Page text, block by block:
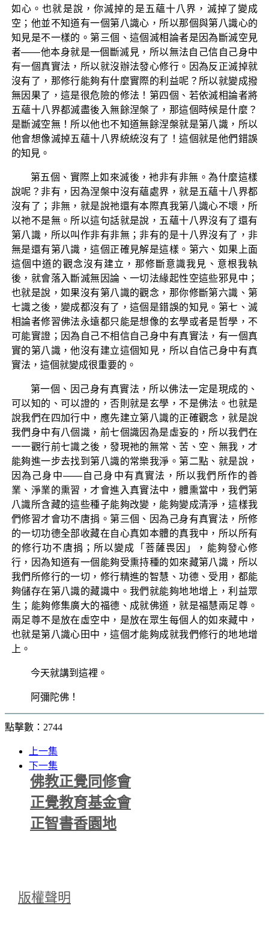
如心。也就是說，你滅掉的是五蘊十八界，滅掉了變成
空；他並不知道有一個第八識心，所以那個與第八識心的
知見是不一樣的。第三個、這個滅相論者是因為斷滅空見
者——他本身就是一個斷滅見，所以無法自己信自己身中
有一個真實法，所以就沒辦法發心修行。因為反正滅掉就
沒有了，那修行能夠有什麼實際的利益呢？所以就變成撥
無因果了，這是很危險的修法！第四個、若依滅相論者將
五蘊十八界都滅盡後入無餘涅槃了，那這個時候是什麼？
是斷滅空無！所以他也不知道無餘涅槃就是第八識，所以
他會想像滅掉五蘊十八界統統沒有了！這個就是他們錯誤
的知見。
第五個、實際上如來滅後，衪非有非無。為什麼這樣
說呢？非有，因為涅槃中沒有蘊處界，就是五蘊十八界都
沒有了；非無，就是說祂還有本際真我第八識心不壞，所
以祂不是無。所以這句話就是說，五蘊十八界沒有了還有
第八識，所以叫作非有非無；非有的是十八界沒有了，非
無是還有第八識，這個正確見解是這樣。第六、如果上面
這個中道的觀念沒有建立，那修斷意識我見、意根我執
後，就會落入斷滅無因論、一切法緣起性空這些邪見中；
也就是說，如果沒有第八識的觀念，那你修斷第六識、第
七識之後，變成都沒有了，這個是錯誤的知見。第七、滅
相論者修習佛法永遠都只能是想像的玄學或者是哲學，不
可能實證；因為自己不相信自己身中有真實法，有一個真
實的第八識，他沒有建立這個知見，所以自信己身中有真
實法，這個就變成很重要的。
第一個、因己身有真實法，所以佛法一定是現成的、
可以知的、可以證的，否則就是玄學，不是佛法。也就是
說我們在四加行中，應先建立第八識的正確觀念，就是說
我們身中有八個識，前七個識因為是虛妄的，所以我們在
一一觀行前七識之後，發現祂的無常、苦、空、無我，才
能夠進一步去找到第八識的常樂我淨。第二點、就是說，
因為己身中——自己身中有真實法，所以我們所作的善
業、淨業的熏習，才會進入真實法中，體熏當中，我們第
八識所含藏的這些種子能夠改變，能夠變成清淨，這樣我
們修習才會功不唐捐。第三個、因為己身有真實法，所修
的一切功德全部收藏在自心真如本體的真我中，所以所有
的修行功不唐捐；所以變成「菩薩畏因」，能夠發心修
行，因為知道有一個能夠受熏持種的如來藏第八識，所以
我們所修行的一切，修行精進的智慧、功德、受用，都能
夠儲存在第八識的藏識中。我們就能夠地地增上，利益眾
生；能夠修集廣大的福德、成就佛道，就是福慧兩足尊。
兩足尊不是放在虛空中，是放在眾生每個人的如來藏中，
也就是第八識心田中，這個才能夠成就我們修行的地地增
上。
今天就講到這裡。
阿彌陀佛！
點擊數：2744
上一集
下一集
佛教正覺同修會
正覺教育基金會
正智書香園地
版權聲明